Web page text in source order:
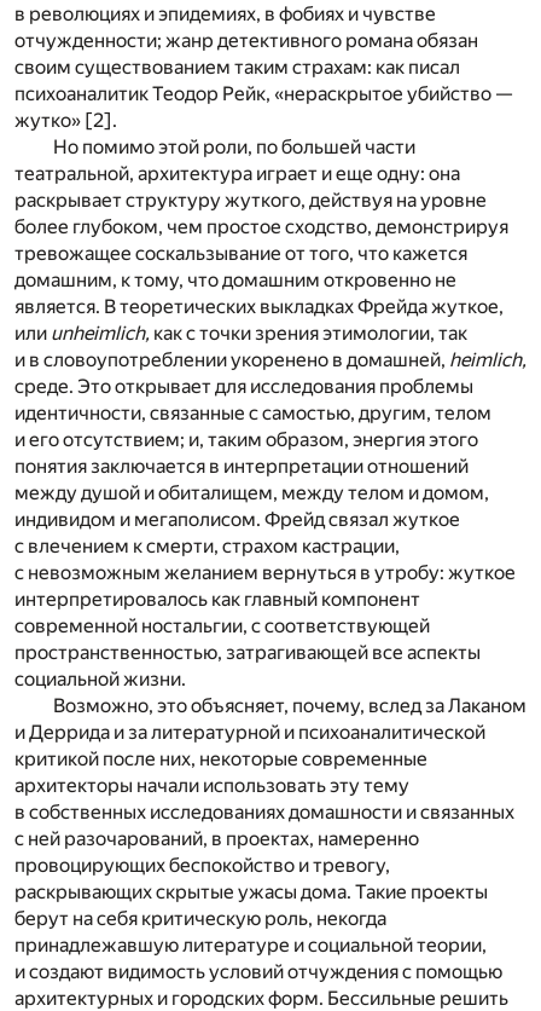
в революциях и эпидемиях, в фобиях и чувстве
отчужденности; жанр детективного романа обязан
своим существованием таким страхам: как писал
психоаналитик Теодор Рейк, «нераскрытое убийство —
жутко» [2].
Но помимо этой роли, по большей части
театральной, архитектура играет и еще одну: она
раскрывает структуру жуткого, действуя на уровне
более глубоком, чем простое сходство, демонстрируя
тревожащее соскальзывание от того, что кажется
домашним, к тому, что домашним откровенно не
является. В теоретических выкладках Фрейда жуткое,
или unheimlich, как с точки зрения этимологии, так
и в словоупотреблении укоренено в домашней, heimlich,
среде. Это открывает для исследования проблемы
идентичности, связанные с самостью, другим, телом
и его отсутствием; и, таким образом, энергия этого
понятия заключается в интерпретации отношений
между душой и обиталищем, между телом и домом,
индивидом и мегаполисом. Фрейд связал жуткое
с влечением к смерти, страхом кастрации,
с невозможным желанием вернуться в утробу: жуткое
интерпретировалось как главный компонент
современной ностальгии, с соответствующей
пространственностью, затрагивающей все аспекты
социальной жизни.
Возможно, это объясняет, почему, вслед за Лаканом
и Деррида и за литературной и психоаналитической
критикой после них, некоторые современные
архитекторы начали использовать эту тему
в собственных исследованиях домашности и связанных
с ней разочарований, в проектах, намеренно
провоцирующих беспокойство и тревогу,
раскрывающих скрытые ужасы дома. Такие проекты
берут на себя критическую роль, некогда
принадлежавшую литературе и социальной теории,
и создают видимость условий отчуждения с помощью
архитектурных и городских форм. Бессильные решить